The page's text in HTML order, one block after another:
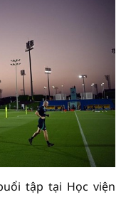
tập tại Học viện